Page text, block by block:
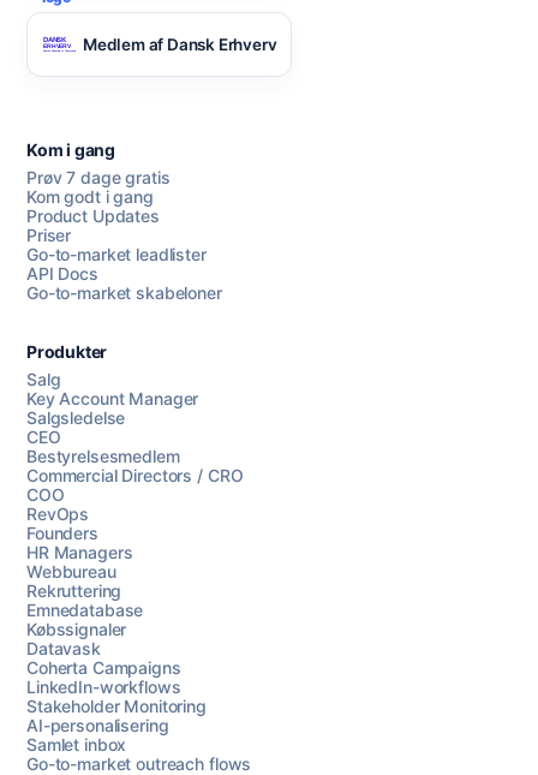
Medlem af Dansk Erhverv
Kom i gang
Prøv 7 dage gratis
Kom godt i gang
Product Updates
Priser
Go-to-market leadlister
API Docs
Go-to-market skabeloner
Produkter
Salg
Key Account Manager
Salgsledelse
CEO
Bestyrelsesmedlem
Commercial Directors / CRO
COO
RevOps
Founders
HR Managers
Webbureau
Rekruttering
Emnedatabase
Købssignaler
Datavask
Coherta Campaigns
LinkedIn-workflows
Stakeholder Monitoring
AI-personalisering
Samlet inbox
Go-to-market outreach flows